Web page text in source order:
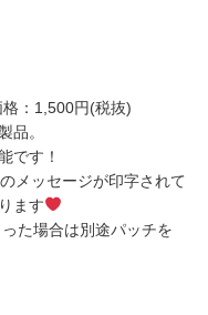
：1,500円(税抜)
品。
です！
メッセージが印字されて
ます
た場合は別途パッチを